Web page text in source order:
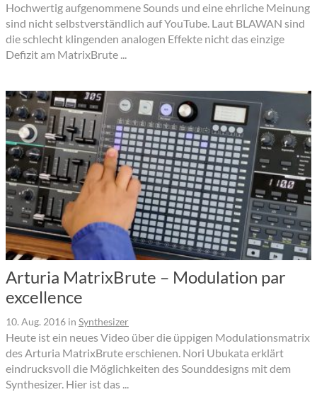
Hochwertig aufgenommene Sounds und eine ehrliche Meinung
sind nicht selbstverständlich auf YouTube. Laut BLAWAN sind
die schlecht klingenden analogen Effekte nicht das einzige
Defizit am MatrixBrute ...
Arturia MatrixBrute – Modulation par
excellence
10. Aug. 2016 in Synthesizer
Heute ist ein neues Video über die üppigen Modulationsmatrix
des Arturia MatrixBrute erschienen. Nori Ubukata erklärt
eindrucksvoll die Möglichkeiten des Sounddesigns mit dem
Synthesizer. Hier ist das ...